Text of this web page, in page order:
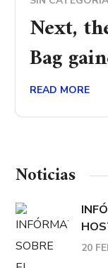
Next,
Bag​
READ MORE
Noticias
20